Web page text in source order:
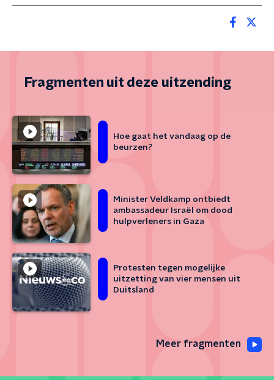
Fragmenten uit deze uitzending
Hoe gaat het vandaag op de
beurzen?
Minister Veldkamp ontbiedt
ambassadeur Israël om dood
hulpverleners in Gaza
Protesten tegen mogelijke
uitzetting van vier mensen uit
Duitsland
Meer fragmenten